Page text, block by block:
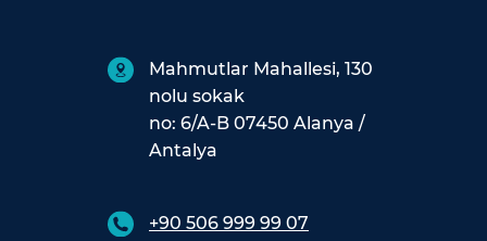
Mahmutlar Mahallesi, 130
nolu sokak
no: 6/A-B 07450 Alanya /
Antalya
+90 506 999 99 07